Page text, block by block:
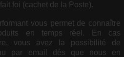
foi (cachet de la Poste).
vous permet de connaître
en temps réel. En cas
vous avez la possibilité de
par email dès que nous en